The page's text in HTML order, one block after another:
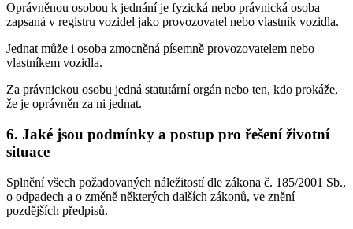
Oprávněnou osobou k jednání je fyzická nebo právnická osoba
zapsaná v registru vozidel jako provozovatel nebo vlastník vozidla.
Jednat může i osoba zmocněná písemně provozovatelem nebo
vlastníkem vozidla.
Za právnickou osobu jedná statutární orgán nebo ten, kdo prokáže,
že je oprávněn za ni jednat.
6. Jaké jsou podmínky a postup pro řešení životní
situace
Splnění všech požadovaných náležitostí dle zákona č. 185/2001 Sb.,
o odpadech a o změně některých dalších zákonů, ve znění
pozdějších předpisů.